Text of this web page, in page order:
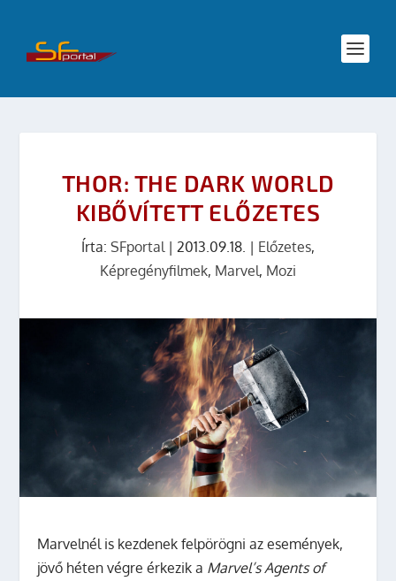
THOR: THE DARK WORLD
KIBŐVÍTETT ELŐZETES
Írta: SFportal| 2013.09.18. | Előzetes,
Képregényfilmek, Marvel, Mozi
Marvelnél is kezdenek felpörögni az események,
jövő héten végre érkezik a Marvel’s Agents of